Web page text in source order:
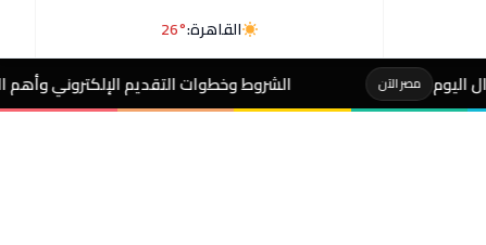
القاهرة:26°
الشروط وخطوات التقديم الإلكتروني وأهم الضوابط..إضافة المواليد